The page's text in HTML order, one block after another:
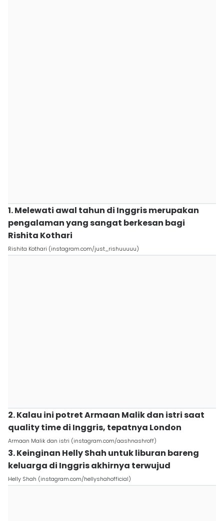
1. Melewati awal tahun di Inggris merupakan
pengalaman yang sangat berkesan bagi
Rishita Kothari
Rishita Kothari (instagram.com/just_rishuuuuu)
2. Kalau ini potret Armaan Malik dan istri saat
quality time di Inggris, tepatnya London
Armaan Malik dan istri (instagram.com/aashnashroff)
3. Keinginan Helly Shah untuk liburan bareng
keluarga di Inggris akhirnya terwujud
Helly Shah (instagram.com/hellyshahofficial)